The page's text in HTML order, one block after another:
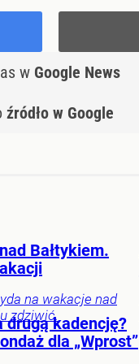
w Google News
źródło w Google
Bałtykiem.
na wakacje nad
zdziwić.
drugą kadencję?
dla „Wprost”